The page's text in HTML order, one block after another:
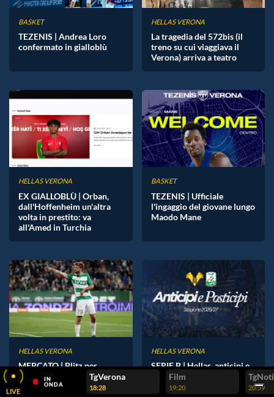
BASKET
TEZENIS | Andrea Loro
confermato in gialloblù
HELLAS VERONA
La tragedia del 572bis (il
treno su cui viaggiava il
Verona) arriva a teatro
HELLAS VERONA
EX GIALLOBLÙ | Orban,
dall'Hoffenheim un'altra
volta in prestito: va
all'Amed in Turchia
BASKET
TEZENIS | Ufficiale
l'ingaggio del giovane lungo
Maodo Mane
HELLAS VERONA
MERCATO | Blitz per
Sezonienko, esterno del
Legia Danzica
HELLAS VERONA
SERIE B | Hellas, anticipi e
posticipi: l'esordio con
l'Ascoli domenica 23
LIVE
IN
ONDA
TgVerona
18:28
Film
19:20 20:59